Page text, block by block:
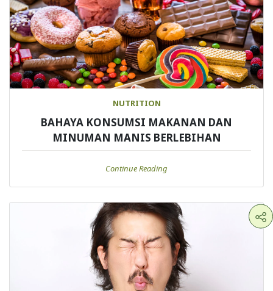
NUTRITION
BAHAYA KONSUMSI MAKANAN DAN
MINUMAN MANIS BERLEBIHAN
Continue Reading